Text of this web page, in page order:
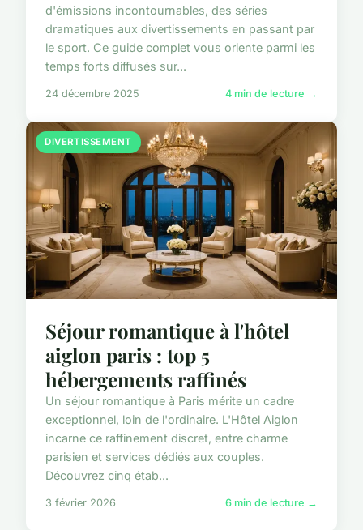
d'émissions incontournables, des séries
dramatiques aux divertissements en passant par
le sport. Ce guide complet vous oriente parmi les
temps forts diffusés sur...
24 décembre 2025 4 min de lecture →
DIVERTISSEMENT
Séjour romantique à l'hôtel
aiglon paris : top 5
hébergements raffinés
Un séjour romantique à Paris mérite un cadre
exceptionnel, loin de l'ordinaire. L'Hôtel Aiglon
incarne ce raffinement discret, entre charme
parisien et services dédiés aux couples.
Découvrez cinq étab...
3 février 2026 6 min de lecture →